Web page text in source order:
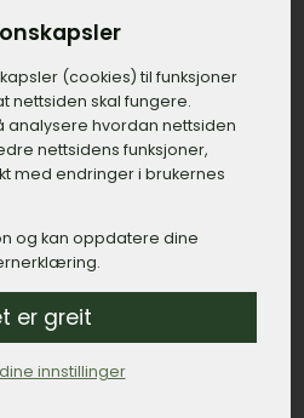
kroner.
1.200,– kroner.
viktig å sjekke opp er
transport og montering
i Aure inkluderer dette, men
begravelsesbyrå i Aure
(cookies) til funksjoner
nettsiden skal fungere.
analysere hvordan nettsiden
nettsidens funksjoner,
med endringer i brukernes
og kan oppdatere dine
er greit
innstillinger